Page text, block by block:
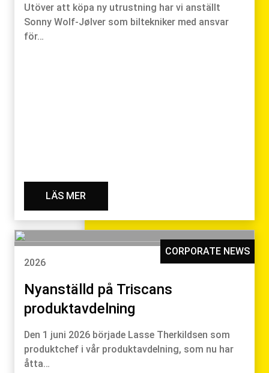
Utöver att köpa ny utrustning har vi anställt
Sonny Wolf-Jølver som biltekniker med ansvar
för…
LÄS MER
CORPORATE NEWS
2026
Nyanställd på Triscans
produktavdelning
Den 1 juni 2026 började Lasse Therkildsen som
produktchef i vår produktavdelning, som nu har
åtta…